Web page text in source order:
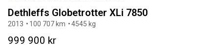
Dethleffs Globetrotter XLi 7850
2013 100 707 km 4545 kg
999 900 kr